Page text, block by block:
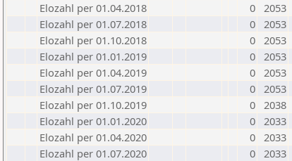
Elozahl per 01.04.2018
0 2053
Elozahl per 01.07.2018
0 2053
Elozahl per 01.10.2018
0 2053
Elozahl per 01.01.2019
0 2053
Elozahl per 01.04.2019
0 2053
Elozahl per 01.07.2019
0 2053
Elozahl per 01.10.2019
0 2038
Elozahl per 01.01.2020
0 2033
Elozahl per 01.04.2020
0 2033
Elozahl per 01.07.2020
0 2033